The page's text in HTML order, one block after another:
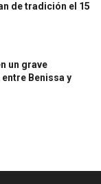
de tradición el 15
un grave
Benissa y